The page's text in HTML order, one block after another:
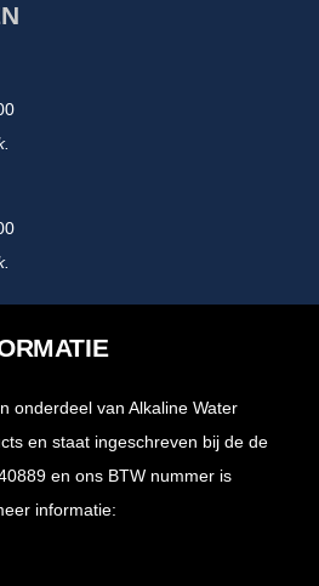
onderdeel van Alkaline Water
en staat ingeschreven bij de de
en ons BTW nummer is
informatie: